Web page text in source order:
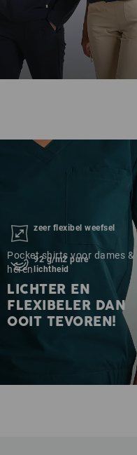
Pocket shirts voor dames &
heren
LICHTER EN
FLEXIBELER DAN
OOIT TEVOREN!
zeer flexibel weefsel
92 g/m2 pure
lichtheid